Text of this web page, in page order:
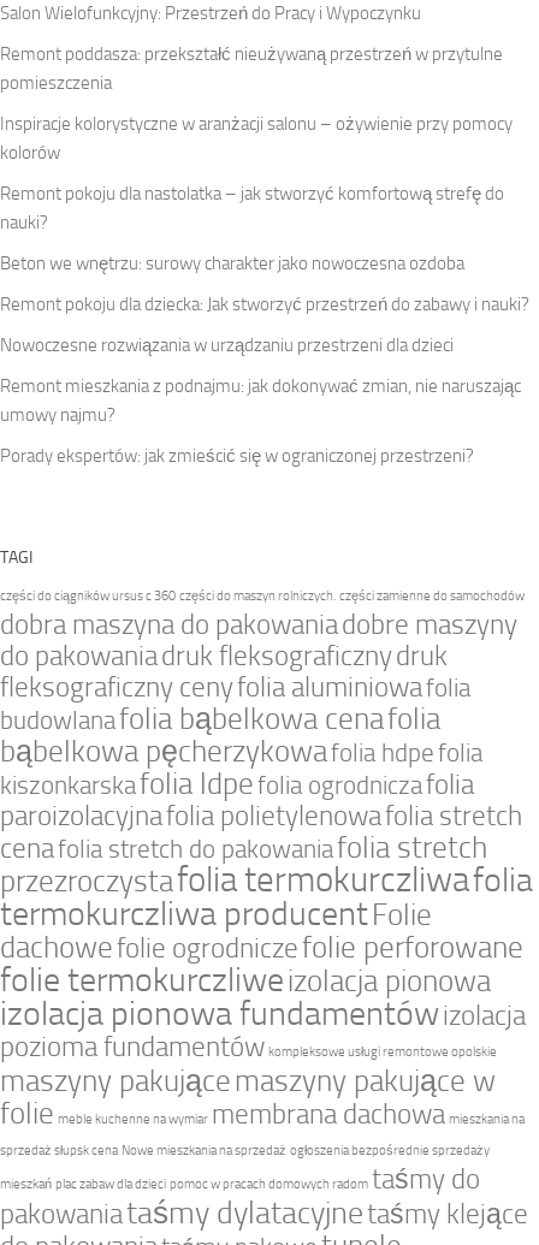
Salon Wielofunkcyjny: Przestrzeń do Pracy i Wypoczynku
Remont poddasza: przekształć nieużywaną przestrzeń w przytulne
pomieszczenia
Inspiracje kolorystyczne w aranżacji salonu – ożywienie przy pomocy
kolorów
Remont pokoju dla nastolatka – jak stworzyć komfortową strefę do
nauki?
Beton we wnętrzu: surowy charakter jako nowoczesna ozdoba
Remont pokoju dla dziecka: Jak stworzyć przestrzeń do zabawy i nauki?
Nowoczesne rozwiązania w urządzaniu przestrzeni dla dzieci
Remont mieszkania z podnajmu: jak dokonywać zmian, nie naruszając
umowy najmu?
Porady ekspertów: jak zmieścić się w ograniczonej przestrzeni?
TAGI
części do ciągników ursus c 360 części do maszyn rolniczych. części zamienne do samochodów
dobra maszyna do pakowaniadobre maszyny
do pakowaniadruk fleksograficznydruk
fleksograficzny cenyfolia aluminiowafolia
budowlanafolia bąbelkowa cenafolia
bąbelkowa pęcherzykowafolia hdpefolia
kiszonkarskafolia ldpefolia ogrodniczafolia
paroizolacyjnafolia polietylenowafolia stretch
cenafolia stretch do pakowaniafolia stretch
przezroczystafolia termokurczliwafolia
termokurczliwa producentFolie
dachowefolie ogrodniczefolie perforowane
folie termokurczliwe izolacja pionowa
izolacja pionowa fundamentówizolacja
pozioma fundamentów kompleksowe usługi remontowe opolskie
maszyny pakujące maszyny pakujące w
folie meble kuchenne na wymiar membrana dachowa mieszkania na
sprzedaż słupsk cena Nowe mieszkania na sprzedaż ogłoszenia bezpośrednie sprzedaży
mieszkań plac zabaw dla dzieci pomoc w pracach domowych radom taśmy do
pakowaniataśmy dylatacyjnetaśmy klejące